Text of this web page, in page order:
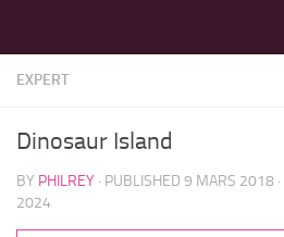
EXPERT
Dinosaur Island
BY PHILREY · PUBLISHED 9 MARS 2018
2024